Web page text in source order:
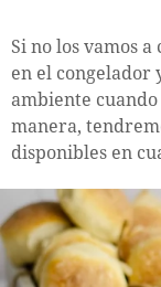
Si no los vamos
en el congelador
ambiente cuando
manera,
disponibles en